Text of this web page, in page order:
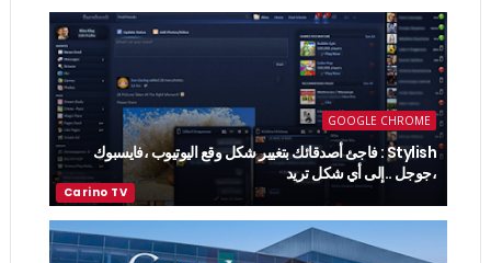
GOOGLE CHROME
Stylish : فاجئ أصدقائك بتغيير شكل وقع اليوتيوب ،فايسبوك
،جوجل ..إلى أي شكل تريد